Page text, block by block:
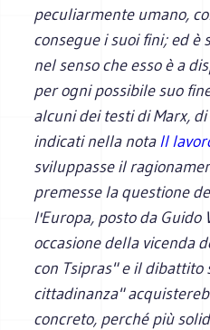
peculiarmente umano,
consegue i suoi fini; ed
nel senso che esso è a
per ogni possibile suo
alcuni dei testi di Marx,
indicati nella notaIl
sviluppasse il
premesse la questione
l'Europa, posto da Guido
occasione della vicenda
con Tsipras" e il
cittadinanza"
concreto, perché più